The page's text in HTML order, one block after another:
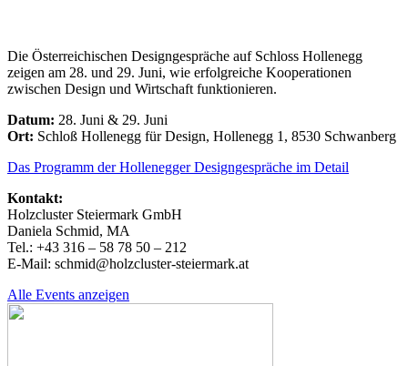
Die Österreichischen Designgespräche auf Schloss Hollenegg
zeigen am 28. und 29. Juni, wie erfolgreiche Kooperationen
zwischen Design und Wirtschaft funktionieren.
Datum: 28. Juni & 29. Juni
Ort: Schloß Hollenegg für Design, Hollenegg 1, 8530 Schwanberg
Das Programm der Hollenegger Designgespräche im Detail
Kontakt:
Holzcluster Steiermark GmbH
Daniela Schmid, MA
Tel.: +43 316 – 58 78 50 – 212
E-Mail: schmid@holzcluster-steiermark.at
Alle Events anzeigen